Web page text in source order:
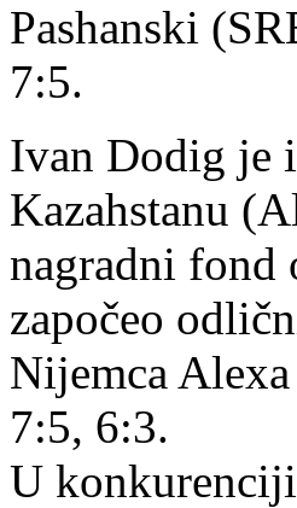
Pashanski
7:5.
Ivan Dodig je
Kazahstanu
nagradni fond
započeo
Nijemca
7:5, 6:3.
U